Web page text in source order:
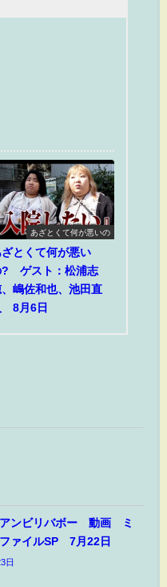
あざとくて何が悪いの
ざとくて何が悪い
? ゲスト：松浦志
嶋佐和也、池田直
8月6日
ンビリバボー 動画 ミ
ァイルSP 7月22日
日